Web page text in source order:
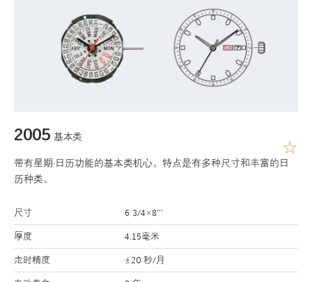
2005 基本类
带有星期·日历功能的基本类机心。特点是有多种尺寸和丰富的日
历种类。
尺寸 6 3/4×8’’’
厚度 4.15毫米
走时精度 ±20 秒/月